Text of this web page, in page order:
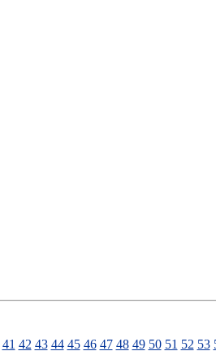
41 42 43 44 45 46 47 48 49 50 51 52 53